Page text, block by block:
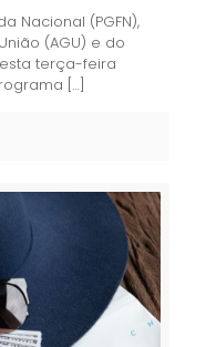
Nacional (PGFN),
(AGU) e do
terça-feira
[…]